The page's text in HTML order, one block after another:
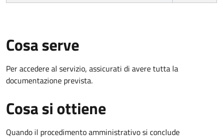
Cosa serve
Per accedere al servizio, assicurati di avere tutta la
documentazione prevista.
Cosa si ottiene
Quando il procedimento amministrativo si conclude